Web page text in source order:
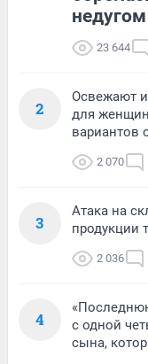
недугом
23 644
2
Освежают
для
вариантов
2 070
3
Атака на
продукции
2 036
4
с одной
сына,